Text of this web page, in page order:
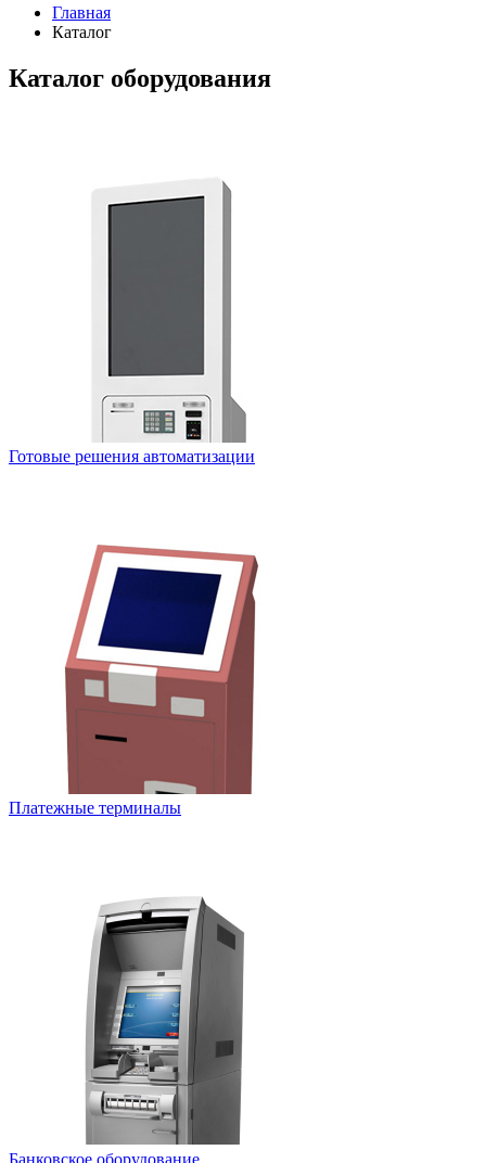
Главная
Каталог
Каталог оборудования
Готовые решения автоматизации
Платежные терминалы
Банковское оборудование